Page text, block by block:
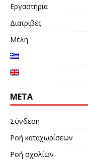
Εργαστήρια
Διατριβές
Μέλη
META
Σύνδεση
Ροή καταχωρίσεων
Ροή σχολίων